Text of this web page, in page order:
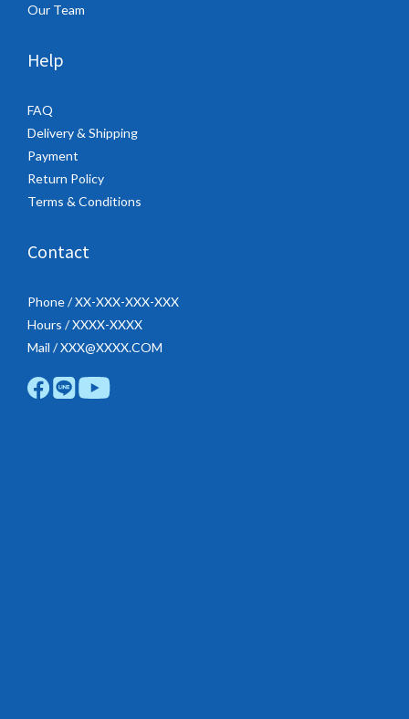
Our Team
Help
FAQ
Delivery & Shipping
Payment
Return Policy
Terms & Conditions
Contact
Phone / XX-XXX-XXX-XXX
Hours / XXXX-XXXX
Mail / XXX@XXXX.COM